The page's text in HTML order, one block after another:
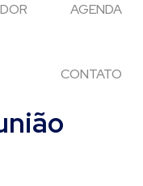
AGENDA
CONTATO